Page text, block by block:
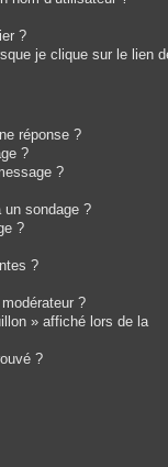
?
je clique sur le lien
réponse ?
?
?
un sondage ?
?
?
?
» affiché lors de la
?